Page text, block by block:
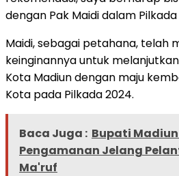
dengan Pak Maidi dalam Pilkada
Maidi, sebagai petahana, telah
keinginannya untuk
Kota Madiun dengan maju
Kota pada Pilkada 2024.
Baca Juga : Bupati
Pengamanan Jelang
Ma'ruf